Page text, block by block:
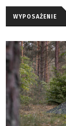
WYPOSAŻENIE